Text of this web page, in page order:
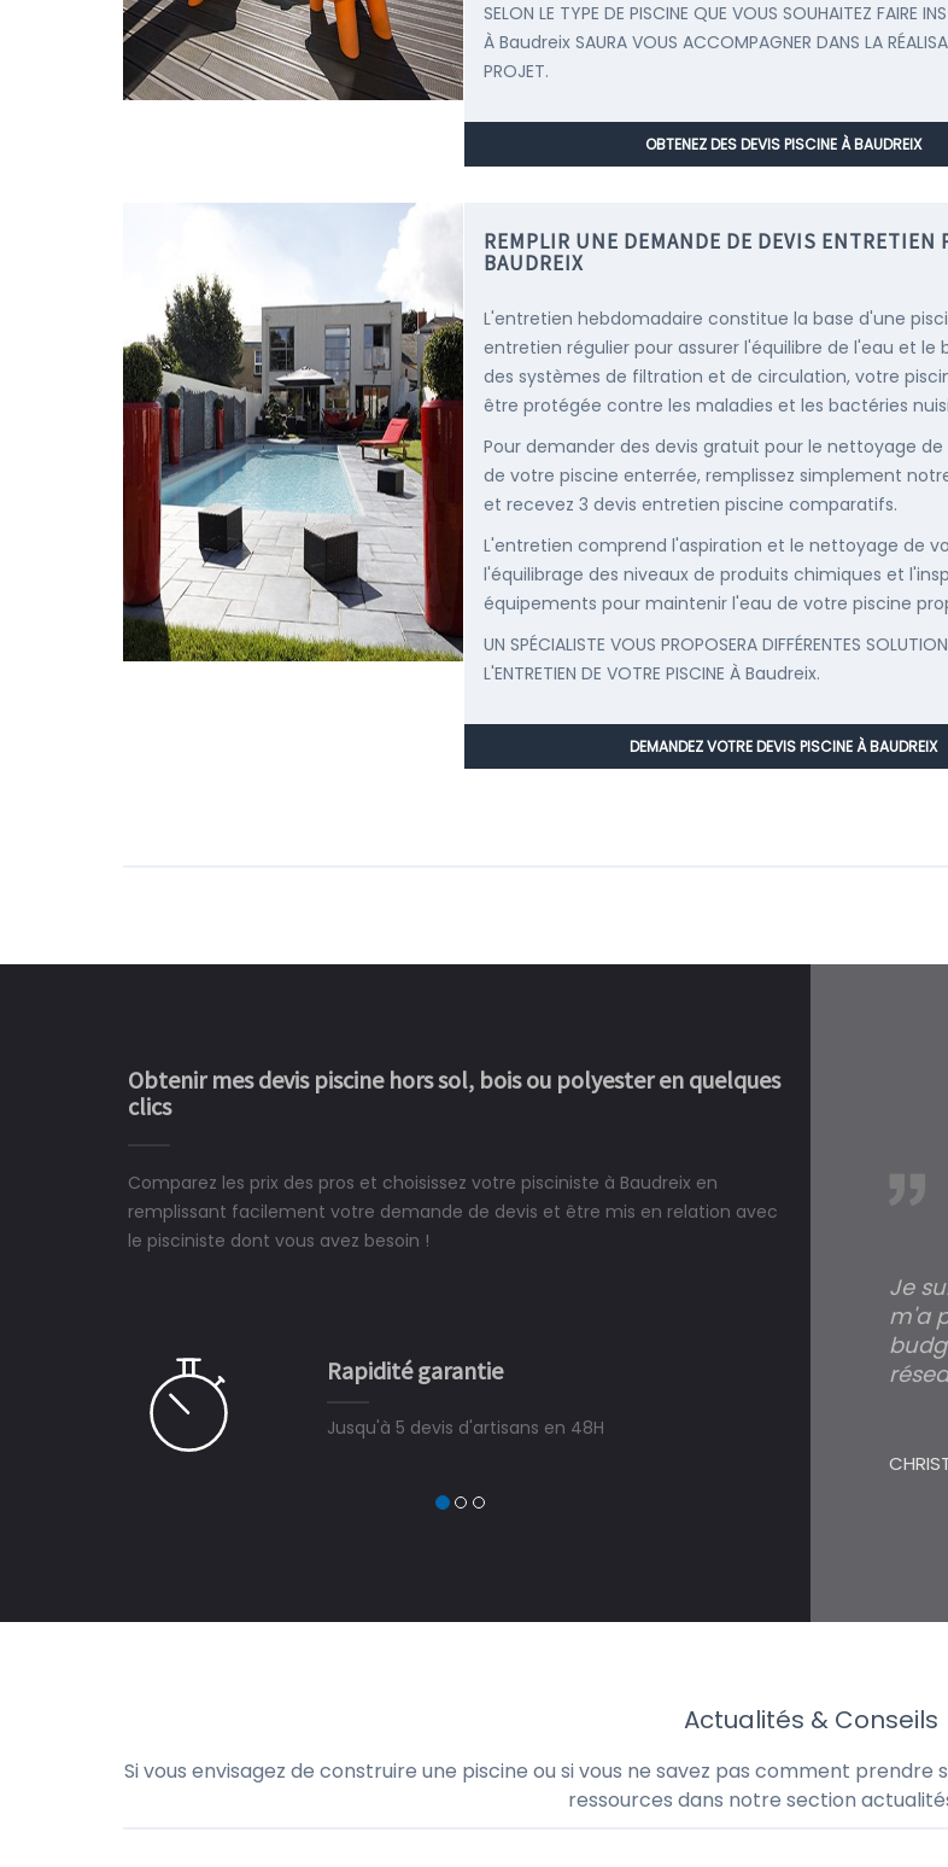
SELON LE TYPE DE PISCINE QUE VOUS SOUHAITEZ FAIRE
À Baudreix SAURA VOUS ACCOMPAGNER DANS LA
PROJET.
OBTENEZ DES DEVIS PISCINE À BAUDREIX
REMPLIR UNE DEMANDE DE DEVIS ENTRETIEN
BAUDREIX
L'entretien hebdomadaire constitue la base d'une
entretien régulier pour assurer l'équilibre de l'eau et
des systèmes de filtration et de circulation, votre
être protégée contre les maladies et les bactéries
Pour demander des devis gratuit pour le nettoyage
de votre piscine enterrée, remplissez simplement
et recevez 3 devis entretien piscine comparatifs.
L'entretien comprend l'aspiration et le nettoyage de
l'équilibrage des niveaux de produits chimiques et
équipements pour maintenir l'eau de votre piscine
UN SPÉCIALISTE VOUS PROPOSERA DIFFÉRENTES
L'ENTRETIEN DE VOTRE PISCINE À Baudreix.
DEMANDEZ VOTRE DEVIS PISCINE À BAUDREIX
Obtenir mes devis piscine hors sol, bois ou polyester en quelques
clics
Comparez les prix des pros et choisissez votre pisciniste à Baudreix en
remplissant facilement votre demande de devis et être mis en relation avec
le pisciniste dont vous avez besoin !
Rapidité garantie
Jusqu'à 5 devis d'artisans en 48H
ne peut plus s'en passer.
Le rêve devient enfin réalité, une piscine est bien
construit chez moi.
Je
m'a
Actualités & Conseils
Si vous envisagez de construire une piscine ou si vous ne savez pas comment
ressources dans notre section